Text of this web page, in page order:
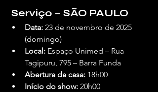
Serviço – SÃO PAULO
Data: 23 de novembro de 2025
(domingo)
Local: Espaço Unimed – Rua
Tagipuru, 795 – Barra Funda
Abertura da casa: 18h00
Início do show: 20h00